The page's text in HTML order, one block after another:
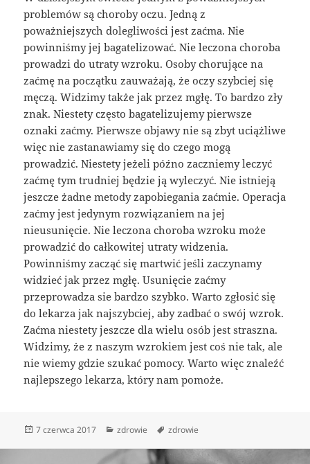
problemów są choroby oczu. Jedną z
poważniejszych dolegliwości jest zaćma. Nie
powinniśmy jej bagatelizować. Nie leczona choroba
prowadzi do utraty wzroku. Osoby chorujące na
zaćmę na początku zauważają, że oczy szybciej się
męczą. Widzimy także jak przez mgłę. To bardzo zły
znak. Niestety często bagatelizujemy pierwsze
oznaki zaćmy. Pierwsze objawy nie są zbyt uciążliwe
więc nie zastanawiamy się do czego mogą
prowadzić. Niestety jeżeli późno zaczniemy leczyć
zaćmę tym trudniej będzie ją wyleczyć. Nie istnieją
jeszcze żadne metody zapobiegania zaćmie. Operacja
zaćmy jest jedynym rozwiązaniem na jej
nieusunięcie. Nie leczona choroba wzroku może
prowadzić do całkowitej utraty widzenia.
Powinniśmy zacząć się martwić jeśli zaczynamy
widzieć jak przez mgłę. Usunięcie zaćmy
przeprowadza sie bardzo szybko. Warto zgłosić się
do lekarza jak najszybciej, aby zadbać o swój wzrok.
Zaćma niestety jeszcze dla wielu osób jest straszna.
Widzimy, że z naszym wzrokiem jest coś nie tak, ale
nie wiemy gdzie szukać pomocy. Warto więc znaleźć
najlepszego lekarza, który nam pomoże.
Data
7 czerwca 2017 Kategorie
zdrowie Tagi
zdrowie